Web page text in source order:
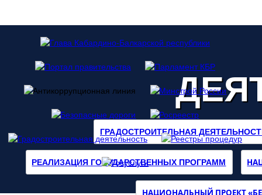
ГРАДОСТРОИТЕЛЬНАЯ
РЕАЛИЗАЦИЯ ГОСУДАРСТВЕННЫХ ПРОГРАММ
НАЦИОНАЛЬНЫЙ ПРОЕКТ